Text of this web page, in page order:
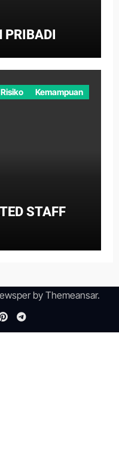
PRIBADI
Kemampuan
STAFF
by Themeansar.